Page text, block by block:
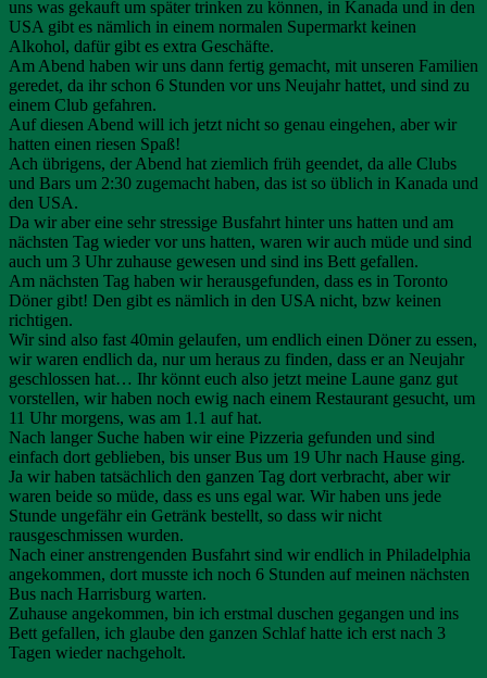
uns was gekauft um später trinken zu können, in Kanada und in den
USA gibt es nämlich in einem normalen Supermarkt keinen
Alkohol, dafür gibt es extra Geschäfte.
Am Abend haben wir uns dann fertig gemacht, mit unseren Familien
geredet, da ihr schon 6 Stunden vor uns Neujahr hattet, und sind zu
einem Club gefahren.
Auf diesen Abend will ich jetzt nicht so genau eingehen, aber wir
hatten einen riesen Spaß!
Ach übrigens, der Abend hat ziemlich früh geendet, da alle Clubs
und Bars um 2:30 zugemacht haben, das ist so üblich in Kanada und
den USA.
Da wir aber eine sehr stressige Busfahrt hinter uns hatten und am
nächsten Tag wieder vor uns hatten, waren wir auch müde und sind
auch um 3 Uhr zuhause gewesen und sind ins Bett gefallen.
Am nächsten Tag haben wir herausgefunden, dass es in Toronto
Döner gibt! Den gibt es nämlich in den USA nicht, bzw keinen
richtigen.
Wir sind also fast 40min gelaufen, um endlich einen Döner zu essen,
wir waren endlich da, nur um heraus zu finden, dass er an Neujahr
geschlossen hat… Ihr könnt euch also jetzt meine Laune ganz gut
vorstellen, wir haben noch ewig nach einem Restaurant gesucht, um
11 Uhr morgens, was am 1.1 auf hat.
Nach langer Suche haben wir eine Pizzeria gefunden und sind
einfach dort geblieben, bis unser Bus um 19 Uhr nach Hause ging.
Ja wir haben tatsächlich den ganzen Tag dort verbracht, aber wir
waren beide so müde, dass es uns egal war. Wir haben uns jede
Stunde ungefähr ein Getränk bestellt, so dass wir nicht
rausgeschmissen wurden.
Nach einer anstrengenden Busfahrt sind wir endlich in Philadelphia
angekommen, dort musste ich noch 6 Stunden auf meinen nächsten
Bus nach Harrisburg warten.
Zuhause angekommen, bin ich erstmal duschen gegangen und ins
Bett gefallen, ich glaube den ganzen Schlaf hatte ich erst nach 3
Tagen wieder nachgeholt.